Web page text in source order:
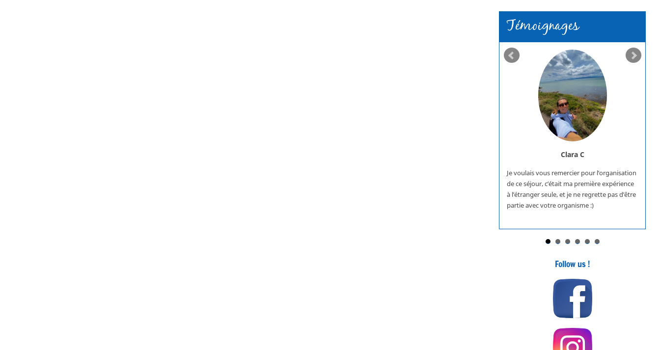
Témoignages
Clara C
Je voulais vous remercier pour l’organisation
de ce séjour, c’était ma première expérience
à l’étranger seule, et je ne regrette pas d’être
partie avec votre organisme :)
Follow us !